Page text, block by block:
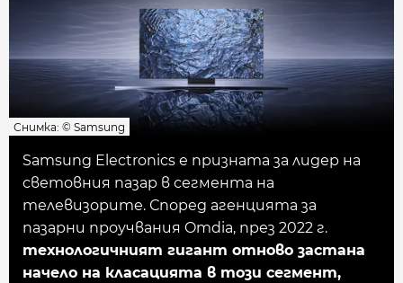
Снимка: © Samsung
Samsung Electronics е призната за лидер на
световния пазар в сегмента на
телевизорите. Според агенцията за
пазарни проучвания Omdia, през 2022 г.
технологичният гигант отново застана
начело на класацията в този сегмент,